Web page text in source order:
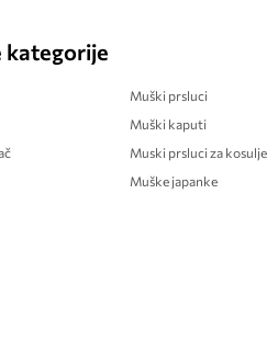
kategorije
Muški prsluci
Muški kaputi
Muski prsluci za kosulje
Muške japanke